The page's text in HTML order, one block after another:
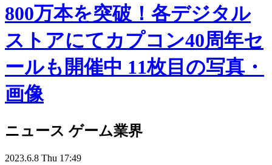
800万本を突破！各デジタル
ストアにてカプコン40周年セ
ールも開催中 11枚目の写真・
画像
ニュース ゲーム業界
2023.6.8 Thu 17:49